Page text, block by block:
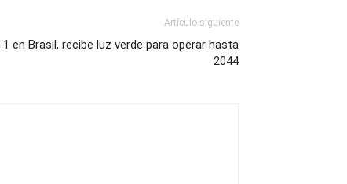
Artículo siguiente
en Brasil, recibe luz verde para operar hasta
2044